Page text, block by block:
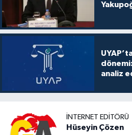
analiz
İNTERNET EDITÖRÜ
Hüseyin Çözen